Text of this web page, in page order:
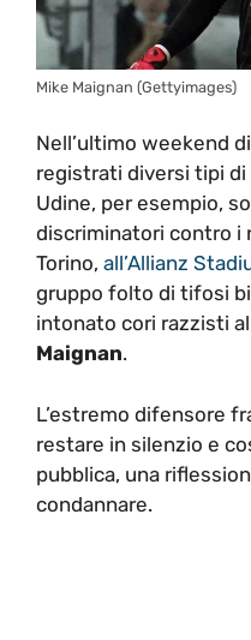
Mike Maignan (Gettyimages)
Nell’ultimo weekend
registrati diversi tipi di
Udine, per esempio,
discriminatori contro i
Torino, all’Allianz
gruppo folto di tifosi
intonato cori razzisti
Maignan.
L’estremo difensore
restare in silenzio e
pubblica, una
condannare.